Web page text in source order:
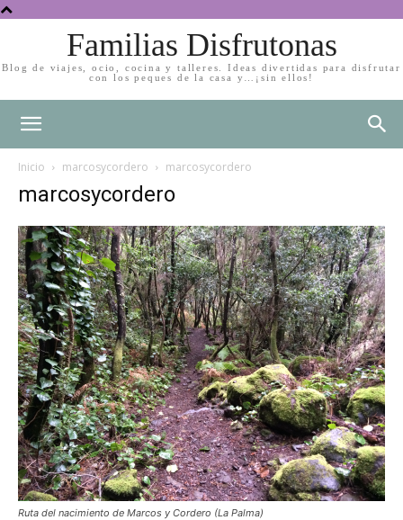
Familias Disfrutonas
Blog de viajes, ocio, cocina y talleres. Ideas divertidas para disfrutar
con los peques de la casa y…¡sin ellos!
Inicio marcosycordero marcosycordero
marcosycordero
Ruta del nacimiento de Marcos y Cordero (La Palma)